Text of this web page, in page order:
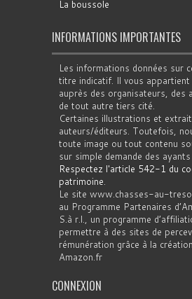
La boussole
INFORMATIONS IMPORTANTES
Les informations données sur
titre indicatif. Il vous
auprès des organisateurs, des
de tout autre tiers cité.
Certaines illustrations et
auteurs/éditeurs. Toutefois,
toute image ou tout contenu
sur simple demande des
Respectez l'article 542-1 du
patrimoine
Le site www.chasses-au-
au Programme Partenaires
S.à r.l., un programme
permettre à des sites de
rémunération grâce à la
Amazon.fr
CONNEXION